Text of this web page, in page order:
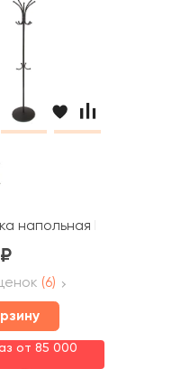
напольная Пико 4
(6)
от 85 000